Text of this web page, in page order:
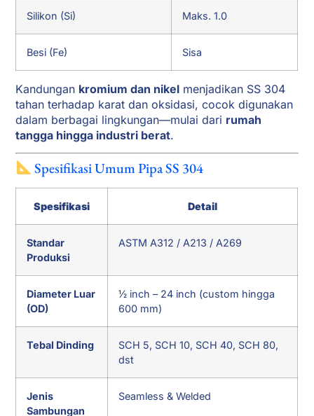
Silikon (Si) Maks. 1.0
Besi (Fe) Sisa
Kandungan kromium dan nikel menjadikan SS 304
tahan terhadap karat dan oksidasi, cocok digunakan
dalam berbagai lingkungan—mulai dari rumah
tangga hingga industri berat.
Spesifikasi Umum Pipa SS 304
Spesifikasi Detail
Standar
Produksi
ASTM A312 / A213 / A269
Diameter Luar
(OD)
½ inch – 24 inch (custom hingga
600 mm)
Tebal Dinding
SCH 5, SCH 10, SCH 40, SCH 80,
dst
Jenis
Sambungan
Seamless & Welded